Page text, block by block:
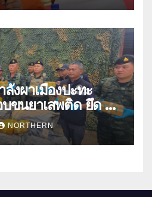
ลังผาเมืองปะทะ
ขนยาเสพติด ยึด 2
NORTHERN